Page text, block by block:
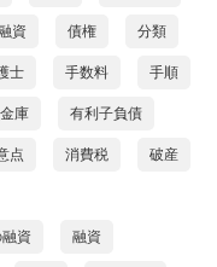
資 債権 分類
士 手数料 手順
庫 有利子負債
点 消費税 破産
資 融資